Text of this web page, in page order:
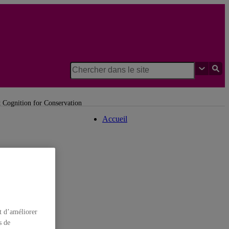
for Conservation
Accueil
d’améliorer
de